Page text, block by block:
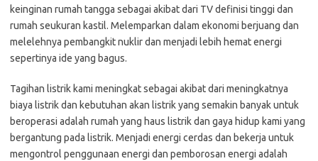
keinginan rumah tangga sebagai akibat dari TV definisi tinggi dan
rumah seukuran kastil. Melemparkan dalam ekonomi berjuang dan
melelehnya pembangkit nuklir dan menjadi lebih hemat energi
sepertinya ide yang bagus.
Tagihan listrik kami meningkat sebagai akibat dari meningkatnya
biaya listrik dan kebutuhan akan listrik yang semakin banyak untuk
beroperasi adalah rumah yang haus listrik dan gaya hidup kami yang
bergantung pada listrik. Menjadi energi cerdas dan bekerja untuk
mengontrol penggunaan energi dan pemborosan energi adalah